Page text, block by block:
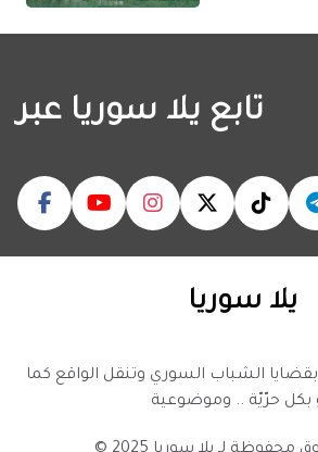
تابع يلا سوريا عبر
يلا سوريا
الشباب السوري وتنقل الواقع كما
بكل حرّيّة .. وموضوعية